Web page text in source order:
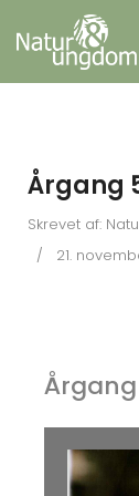
Årgang
Skrevet af:
21.